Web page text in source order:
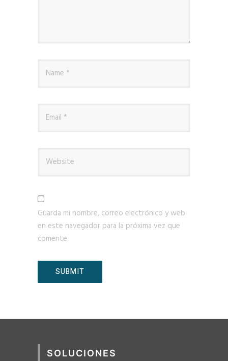
Guarda mi nombre, correo electrónico y web
en este navegador para la próxima vez que
comente.
SOLUCIONES